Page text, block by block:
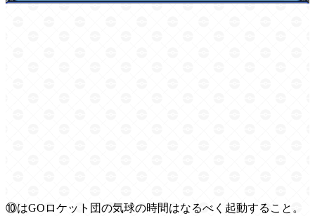
⑩はGOロケット団の気球の時間はなるべく起動すること。